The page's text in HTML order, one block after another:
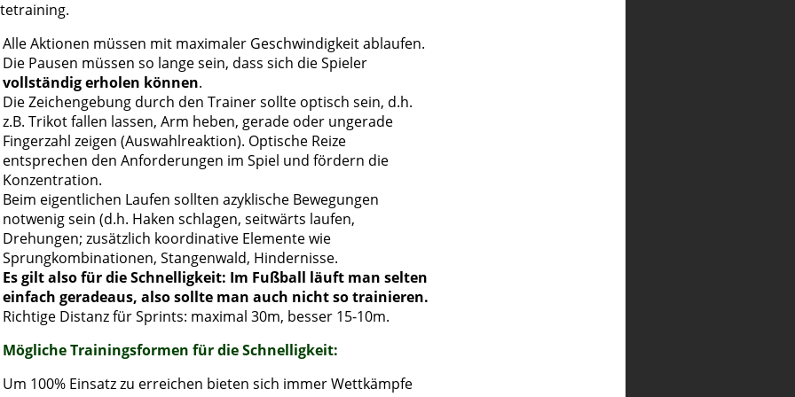
Alle Aktionen müssen mit maximaler Geschwindigkeit ablaufen.
Die Pausen müssen so lange sein, dass sich die Spieler
vollständig erholen können.
Die Zeichengebung durch den Trainer sollte optisch sein, d.h.
z.B. Trikot fallen lassen, Arm heben, gerade oder ungerade
Fingerzahl zeigen (Auswahlreaktion). Optische Reize
entsprechen den Anforderungen im Spiel und fördern die
Konzentration.
Beim eigentlichen Laufen sollten azyklische Bewegungen
notwenig sein (d.h. Haken schlagen, seitwärts laufen,
Drehungen; zusätzlich koordinative Elemente wie
Sprungkombinationen, Stangenwald, Hindernisse.
Es gilt also für die Schnelligkeit: Im Fußball läuft man selten
einfach geradeaus, also sollte man auch nicht so trainieren.
Richtige Distanz für Sprints: maximal 30m, besser 15-10m.
Mögliche Trainingsformen für die Schnelligkeit:
Um 100% Einsatz zu erreichen bieten sich immer Wettkämpfe